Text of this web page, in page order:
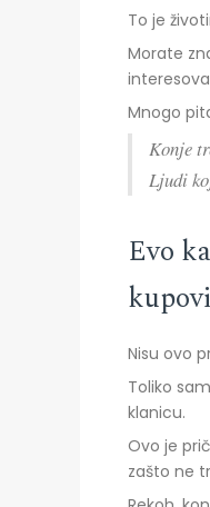
To je
Morate
Mnogo
Konje
Ljudi
Evo
Nisu ovo
Toliko
klanicu.
Ovo je
zašto ne